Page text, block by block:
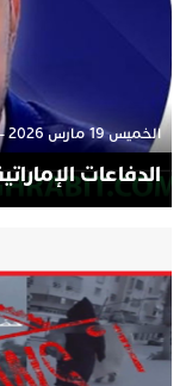
الخميس 19 مارس 2026 - 14:28
الدفاعات